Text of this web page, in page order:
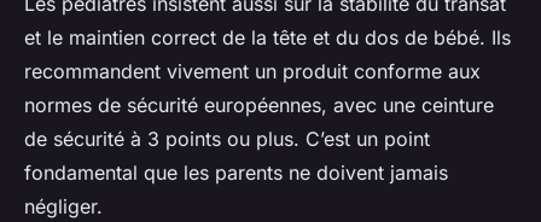
et le maintien correct de la tête et du dos de bébé. Ils
recommandent vivement un produit conforme aux
normes de sécurité européennes, avec une ceinture
de sécurité à 3 points ou plus. C’est un point
fondamental que les parents ne doivent jamais
négliger.